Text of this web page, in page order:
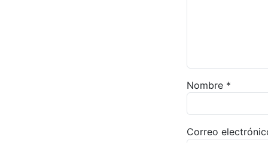
Nombre *
Correo